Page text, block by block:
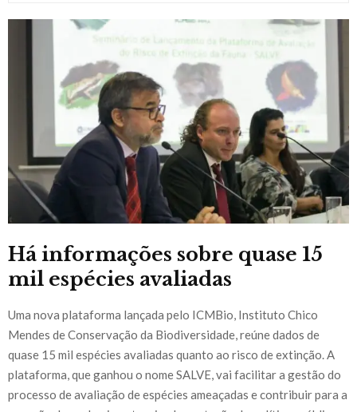
Há informações sobre quase 15
mil espécies avaliadas
Uma nova plataforma lançada pelo ICMBio, Instituto Chico
Mendes de Conservação da Biodiversidade, reúne dados de
quase 15 mil espécies avaliadas quanto ao risco de extinção. A
plataforma, que ganhou o nome SALVE, vai facilitar a gestão do
processo de avaliação de espécies ameaçadas e contribuir para a